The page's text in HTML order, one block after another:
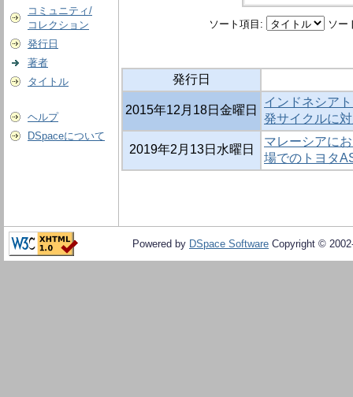
コミュニティ/
コレクション
発行日
著者
タイトル
ヘルプ
DSpaceについて
ソート項目: ソー
発行日
2015年12月18日金曜日
インドネシア
発サイクルに
2019年2月13日水曜日
マレーシアに
場でのトヨタ
Powered by DSpace Software Copyright ©